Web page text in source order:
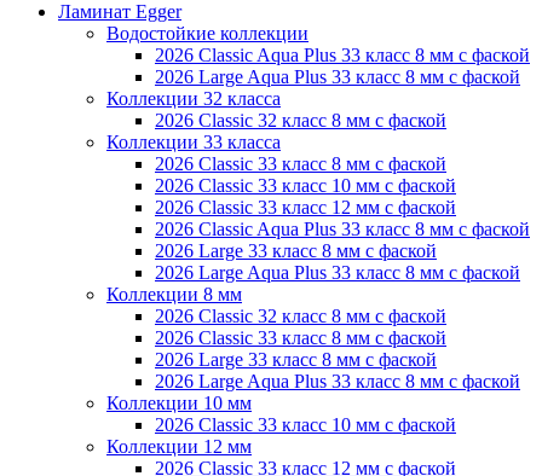
Ламинат Egger
Водостойкие коллекции
2026 Classic Aqua Plus 33 класс 8 мм с фаской
2026 Large Aqua Plus 33 класс 8 мм с фаской
Коллекции 32 класса
2026 Classic 32 класс 8 мм с фаской
Коллекции 33 класса
2026 Classic 33 класс 8 мм с фаской
2026 Classic 33 класс 10 мм с фаской
2026 Classic 33 класс 12 мм с фаской
2026 Classic Aqua Plus 33 класс 8 мм с фаской
2026 Large 33 класс 8 мм с фаской
2026 Large Aqua Plus 33 класс 8 мм с фаской
Коллекции 8 мм
2026 Classic 32 класс 8 мм с фаской
2026 Classic 33 класс 8 мм с фаской
2026 Large 33 класс 8 мм с фаской
2026 Large Aqua Plus 33 класс 8 мм с фаской
Коллекции 10 мм
2026 Classic 33 класс 10 мм с фаской
Коллекции 12 мм
2026 Classic 33 класс 12 мм с фаской